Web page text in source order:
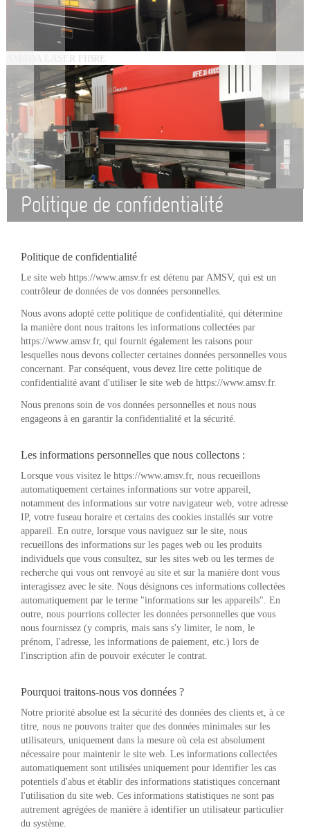
AMADA LASER FIBRE
Politique de confidentialité
Politique de confidentialité
Le site web https://www.amsv.fr est détenu par AMSV, qui est un
contrôleur de données de vos données personnelles.
Nous avons adopté cette politique de confidentialité, qui détermine
la manière dont nous traitons les informations collectées par
https://www.amsv.fr, qui fournit également les raisons pour
lesquelles nous devons collecter certaines données personnelles vous
concernant. Par conséquent, vous devez lire cette politique de
confidentialité avant d'utiliser le site web de https://www.amsv.fr.
Nous prenons soin de vos données personnelles et nous nous
engageons à en garantir la confidentialité et la sécurité.
Les informations personnelles que nous collectons :
Lorsque vous visitez le https://www.amsv.fr, nous recueillons
automatiquement certaines informations sur votre appareil,
notamment des informations sur votre navigateur web, votre adresse
IP, votre fuseau horaire et certains des cookies installés sur votre
appareil. En outre, lorsque vous naviguez sur le site, nous
recueillons des informations sur les pages web ou les produits
individuels que vous consultez, sur les sites web ou les termes de
recherche qui vous ont renvoyé au site et sur la manière dont vous
interagissez avec le site. Nous désignons ces informations collectées
automatiquement par le terme "informations sur les appareils". En
outre, nous pourrions collecter les données personnelles que vous
nous fournissez (y compris, mais sans s'y limiter, le nom, le
prénom, l'adresse, les informations de paiement, etc.) lors de
l'inscription afin de pouvoir exécuter le contrat.
Pourquoi traitons-nous vos données ?
Notre priorité absolue est la sécurité des données des clients et, à ce
titre, nous ne pouvons traiter que des données minimales sur les
utilisateurs, uniquement dans la mesure où cela est absolument
nécessaire pour maintenir le site web. Les informations collectées
automatiquement sont utilisées uniquement pour identifier les cas
potentiels d'abus et établir des informations statistiques concernant
l'utilisation du site web. Ces informations statistiques ne sont pas
autrement agrégées de manière à identifier un utilisateur particulier
du système.